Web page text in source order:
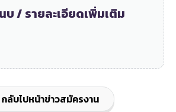
บ / รายละเอียดเพิ่มเติม
กลับไปหน้าข่าวสมัครงาน